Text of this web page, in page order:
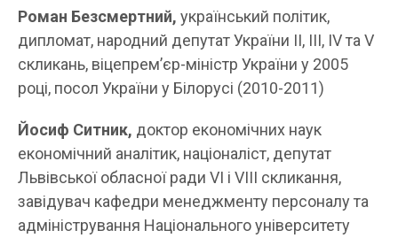
Роман Безсмертний, український політик,
дипломат, народний депутат України II, III, IV та V
скликань, віцепрем’єр-міністр України у 2005
році, посол України у Білорусі (2010-2011)
Йосиф Ситник, доктор економічних наук
економічний аналітик, націоналіст, депутат
Львівської обласної ради VI і VIII скликання,
завідувач кафедри менеджменту персоналу та
адміністрування Національного університету